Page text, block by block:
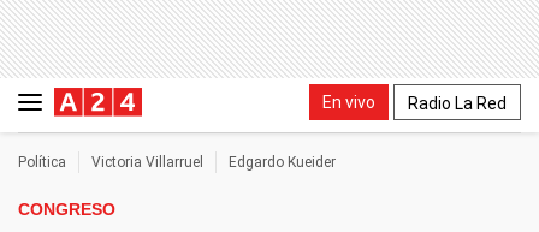
En vivo Radio La Red
Política Victoria Villarruel Edgardo Kueider
CONGRESO